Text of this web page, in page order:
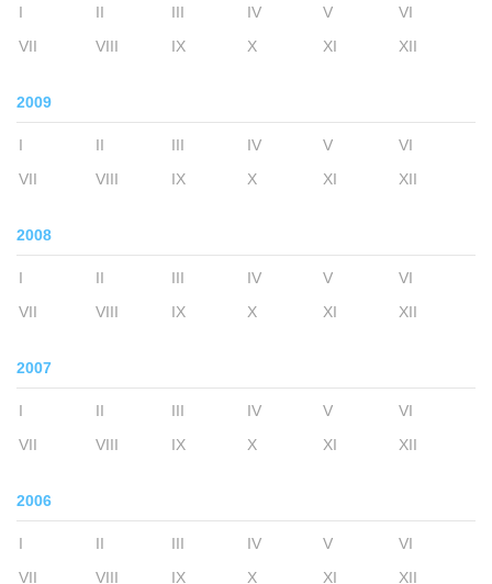
I II III IV V
VI
VII
VIII IX X XI XII
2009
I II III IV V
VI
VII
VIII IX X XI XII
2008
I II III IV V
VI
VII
VIII IX X XI XII
2007
I II III IV V
VI
VII
VIII IX X XI XII
2006
I II III IV V
VI
VII
VIII IX X XI XII